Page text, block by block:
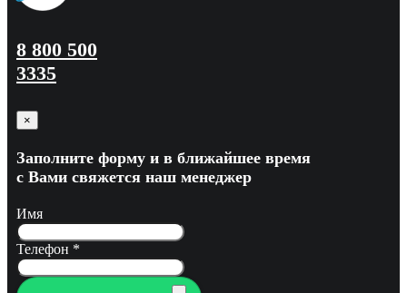
8 800 500
3335
×
Заполните форму и в ближайшее время
с Вами свяжется наш менеджер
Имя
Телефон *